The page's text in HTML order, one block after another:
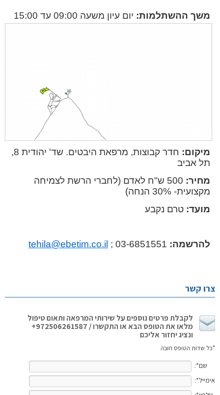
משך ההשתלמות: יום עיון משעה 09:00 עד 15:00
מיקום:
חדר קבוצות, מרפאת היבטים. שד' יהודית 8,
תל אביב
מחיר:
500 ש"ח לאדם (לחברי הרשת לצמיחה
מקצועית- 30% הנחה)
מועד: טרם נקבע
להרשמה: tehila@ebetim.co.il
צרו קשר
לקבלת פרטים נוספים על שירותי המרפאה ותאום טיפול
מלאו את הטופס הבא או התקשרו / 972506261587+
ונציג יחזור אליכם
*כל שדות הטופס חובה
שם*:
אימייל*: